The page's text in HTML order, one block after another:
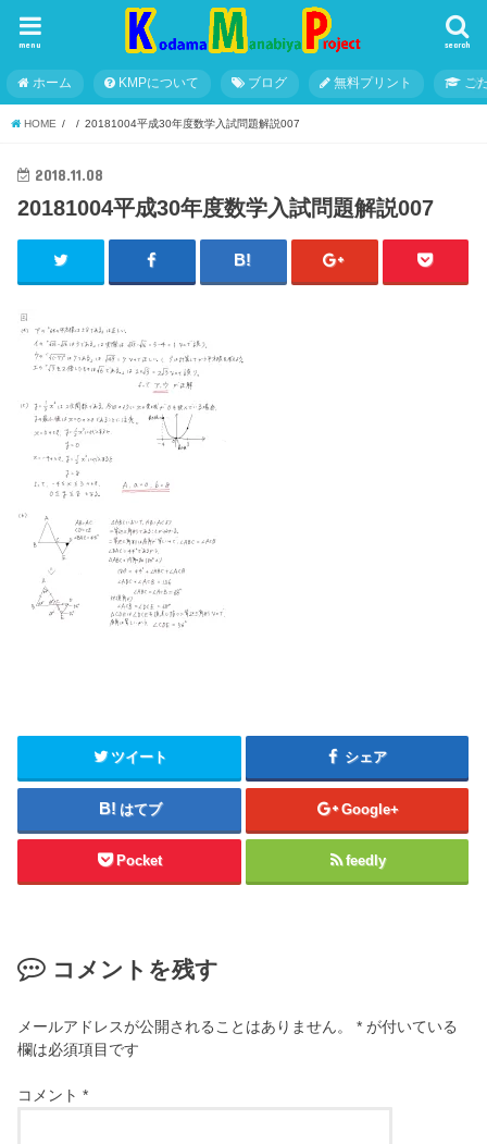
search
menu
ホーム KMPについて ブログ 無料プリント こ
HOME 20181004平成30年度数学入試問題解説007
2018.11.08
20181004平成30年度数学入試問題解説007
ツイート シェア
はてブ Google+
Pocket feedly
コメントを残す
メールアドレスが公開されることはありません。 * が付いている
欄は必須項目です
コメント*